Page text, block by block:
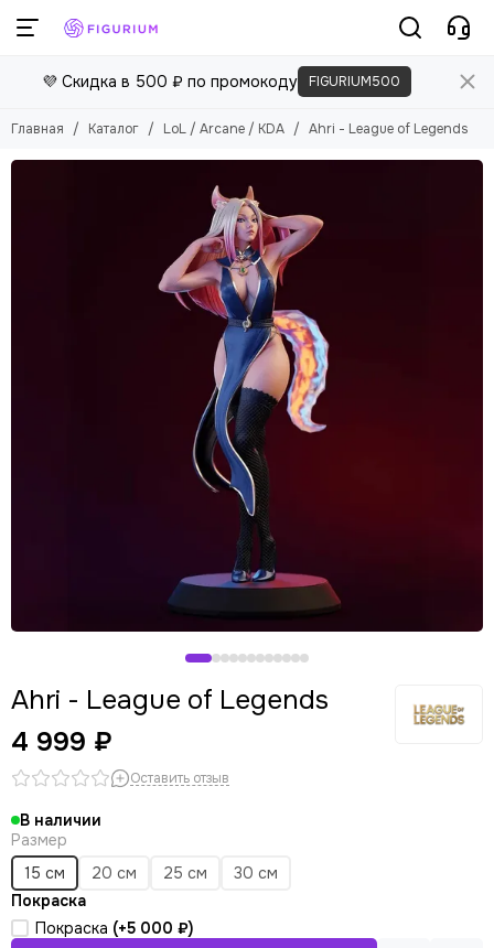
💜 Скидка в 500 ₽ по промокоду FIGURIUM500
Главная Каталог LoL / Arcane / KDA Ahri - League of Legends
Ahri - League of Legends
4 999 ₽
Оставить отзыв
В наличии
Размер
15 см
20 см 25 см
30 см
Покраска
Покраска (+5 000 ₽)